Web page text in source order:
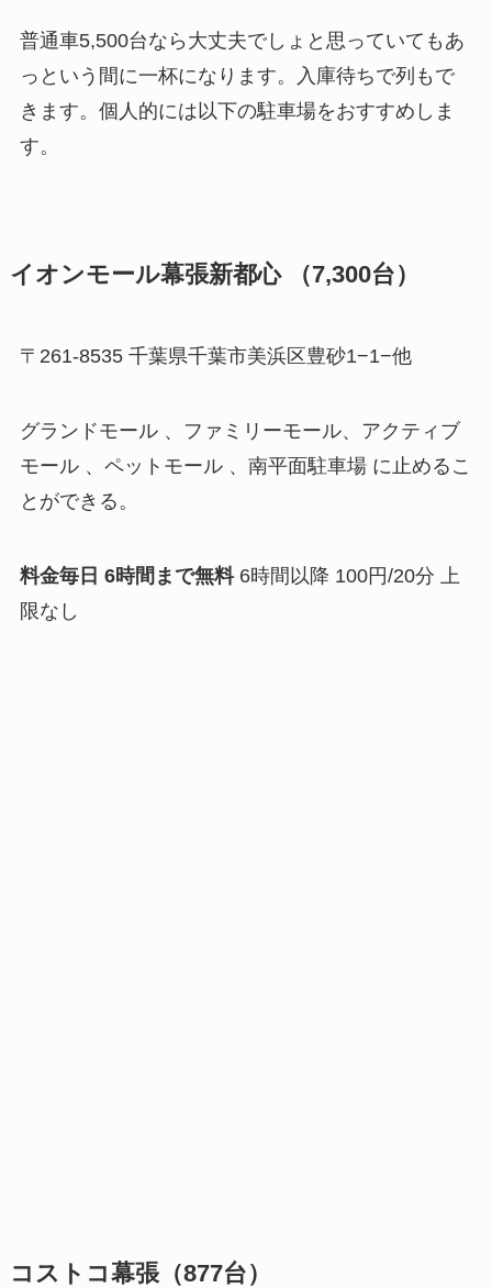
普通車5,500台なら大丈夫でしょと思っていてもあ
っという間に一杯になります。入庫待ちで列もで
きます。個人的には以下の駐車場をおすすめしま
す。
イオンモール幕張新都心 （7,300台）
〒261-8535 千葉県千葉市美浜区豊砂1−1−他
グランドモール 、ファミリーモール、アクティブ
モール 、ペットモール 、南平面駐車場 に止めるこ
とができる。
料金毎日 6時間まで無料6時間以降 100円/20分 上
限なし
コストコ幕張（877台）